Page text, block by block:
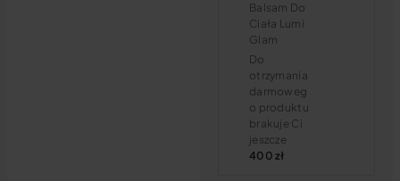
Balsam Do
Ciała Lumi
Glam
Do
otrzymania
darmoweg
o produktu
brakuje Ci
jeszcze
400 zł